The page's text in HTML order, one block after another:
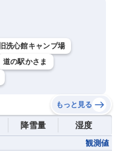
旧洗心館キャンプ場
道の駅かさま
もっと見る
降雪量 湿度
観測値